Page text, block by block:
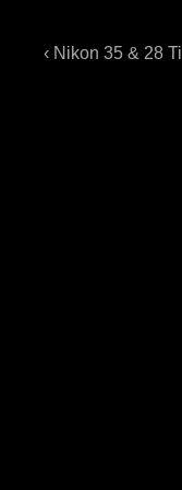
‹ Nikon 35 & 28 Ti